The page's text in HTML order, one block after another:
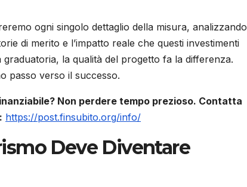
ogni singolo dettaglio della misura, analizzando
di merito e l’impatto reale che questi investimenti
la qualità del progetto fa la differenza.
passo verso il successo.
Non perdere tempo prezioso. Contatta
https://post.finsubito.org/info/
Deve Diventare